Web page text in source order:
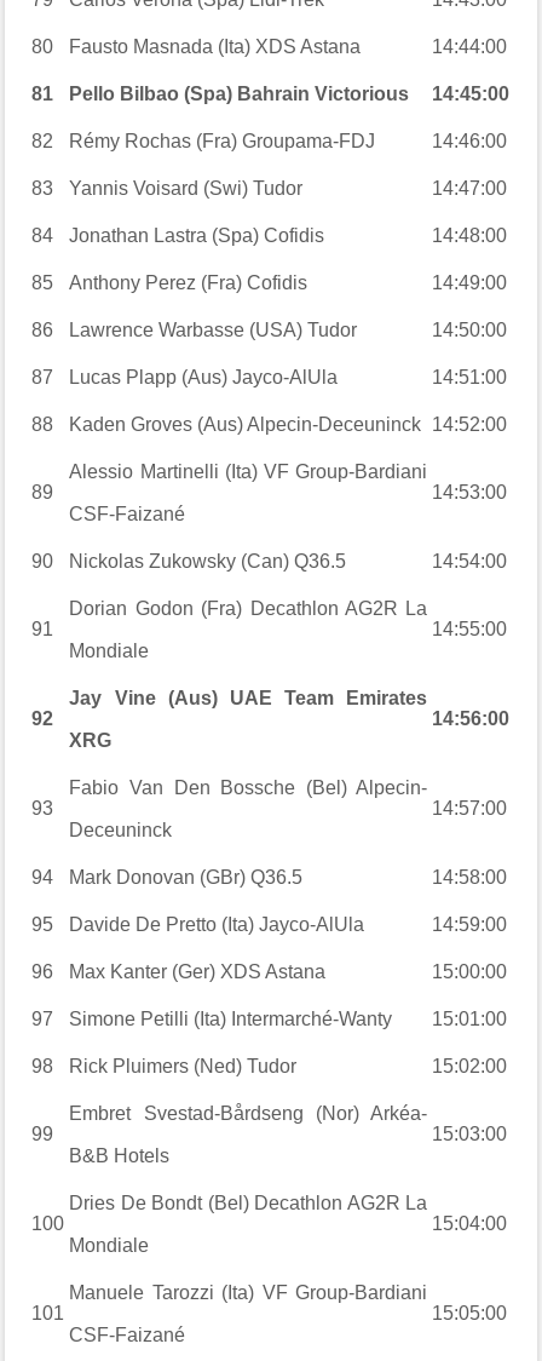
80 Fausto Masnada (Ita) XDS Astana 14:44:00
81 Pello Bilbao (Spa) Bahrain Victorious 14:45:00
82 Rémy Rochas (Fra) Groupama-FDJ 14:46:00
83 Yannis Voisard (Swi) Tudor 14:47:00
84 Jonathan Lastra (Spa) Cofidis 14:48:00
85 Anthony Perez (Fra) Cofidis 14:49:00
86 Lawrence Warbasse (USA) Tudor 14:50:00
87 Lucas Plapp (Aus) Jayco-AlUla 14:51:00
88 Kaden Groves (Aus) Alpecin-Deceuninck 14:52:00
89
Alessio Martinelli (Ita) VF Group-Bardiani
CSF-Faizané
14:53:00
90 Nickolas Zukowsky (Can) Q36.5 14:54:00
91
Dorian Godon (Fra) Decathlon AG2R La
Mondiale
14:55:00
92
Jay Vine (Aus) UAE Team Emirates
XRG
14:56:00
93
Fabio Van Den Bossche (Bel) Alpecin-
Deceuninck
14:57:00
94 Mark Donovan (GBr) Q36.5 14:58:00
95 Davide De Pretto (Ita) Jayco-AlUla 14:59:00
96 Max Kanter (Ger) XDS Astana 15:00:00
97 Simone Petilli (Ita) Intermarché-Wanty 15:01:00
98 Rick Pluimers (Ned) Tudor 15:02:00
99
Embret Svestad-Bårdseng (Nor) Arkéa-
B&B Hotels
15:03:00
100
Dries De Bondt (Bel) Decathlon AG2R La
Mondiale
15:04:00
101
Manuele Tarozzi (Ita) VF Group-Bardiani
CSF-Faizané
15:05:00